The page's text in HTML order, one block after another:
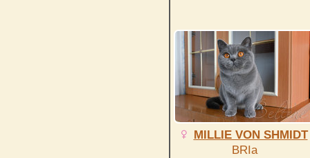
MILLIE VON SHMIDT
BRIa